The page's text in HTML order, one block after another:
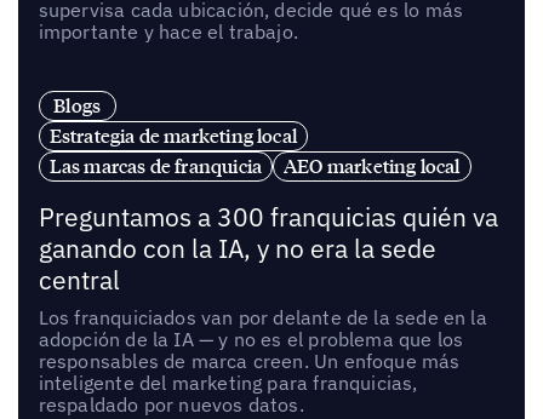
supervisa cada ubicación, decide qué es lo más
importante y hace el trabajo.
Blogs
Estrategia de marketing local
Las marcas de franquicia
AEO marketing local
Preguntamos a 300 franquicias quién va
ganando con la IA, y no era la sede
central
Los franquiciados van por delante de la sede en la
adopción de la IA — y no es el problema que los
responsables de marca creen. Un enfoque más
inteligente del marketing para franquicias,
respaldado por nuevos datos.